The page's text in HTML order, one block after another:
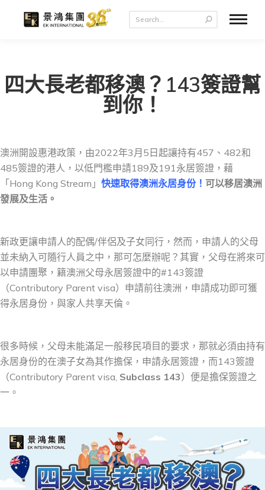
四大長老都移澳？143簽證幫
到你！
澳洲開設惠港政策，由2022年3月5日起讓持有457、482和
485簽證的港人，以低門檻申請189及191永居簽證，藉
「Hong Kong Stream」 快速取得澳洲永居身份！ 可以移居澳洲
發展及生活。
新政更讓申請人的配偶/伴侶及子女同行，然而，申請人的父母
並未納入可隨行人員之中，那可怎麼辦呢？其實，父母在將來可
以申請團聚，籍澳洲父母永居簽證中的#143簽證
（Contributory Parent visa）申請前往澳洲，申請成功即可獲
得永居身份，與家人共享天倫。
很多時候，父母未能滿足一般移民項目的要求，那就必須由持有
永居身份的在澳子女為其作擔保，申請永居簽證，而143簽證
（Contributory Parent visa, Subclass 143）便是擔保簽證之
一。